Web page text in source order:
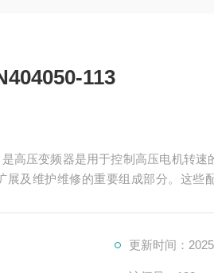
113
展及维护维修的重要组成部分。这些
更新时间：